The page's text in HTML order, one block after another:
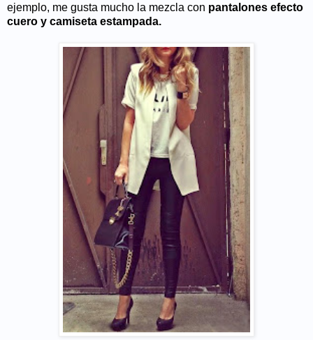
ejemplo, me gusta mucho la mezcla con pantalones efecto
cuero y camiseta estampada.